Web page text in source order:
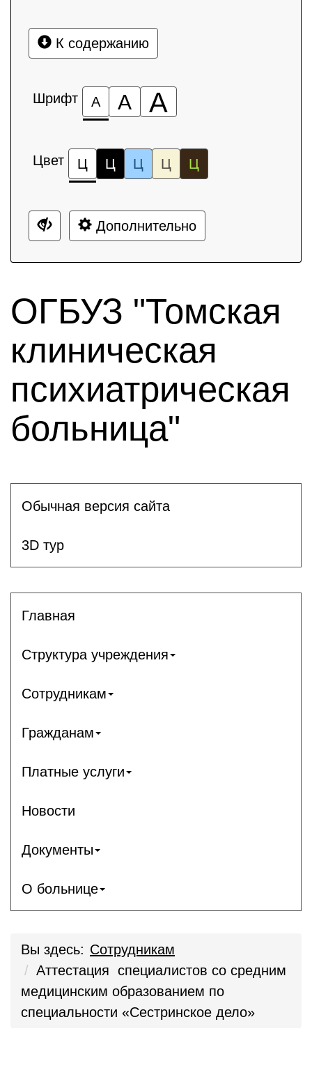
К содержанию
Шрифт А А А
Цвет Ц Ц Ц Ц Ц
Дополнительно
ОГБУЗ "Томская
клиническая
психиатрическая
больница"
Обычная версия сайта
3D тур
Главная
Структура учреждения
Сотрудникам
Гражданам
Платные услуги
Новости
Документы
О больнице
Вы здесь: Сотрудникам
Аттестация специалистов со средним
медицинским образованием по
специальности «Сестринское дело»